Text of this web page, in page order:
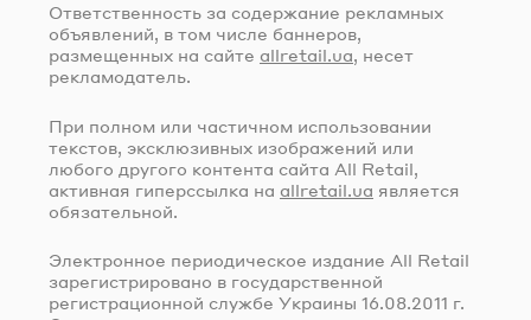
Ответственность за содержание рекламных
объявлений, в том числе баннеров,
размещенных на сайте allretail.ua, несет
рекламодатель.
При полном или частичном использовании
текстов, эксклюзивных изображений или
любого другого контента сайта All Retail,
активная гиперссылка на allretail.ua является
обязательной.
Электронное периодическое издание All Retail
зарегистрировано в государственной
регистрационной службе Украины 16.08.2011 г.